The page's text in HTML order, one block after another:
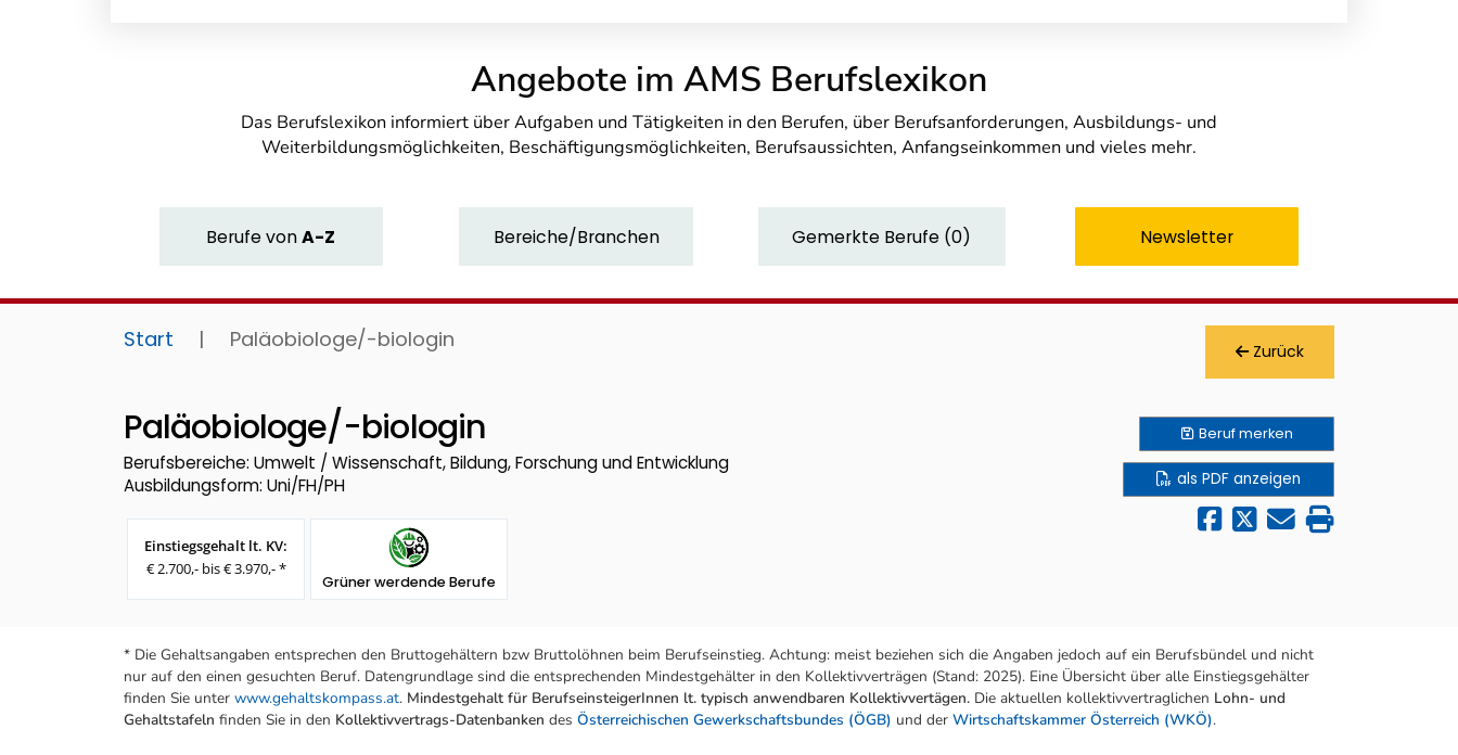
Angebote im AMS Berufslexikon
Das Berufslexikon informiert über Aufgaben und Tätigkeiten in den Berufen, über Berufsanforderungen, Ausbildungs- und
Weiterbildungsmöglichkeiten, Beschäftigungsmöglichkeiten, Berufsaussichten, Anfangseinkommen und vieles mehr.
BerufevonA-Z Bereiche/Branchen Gemerkte Berufe (0) Newsletter
Start | Paläobiologe/-biologin Zurück
Paläobiologe/-biologin
Berufsbereiche: Umwelt / Wissenschaft, Bildung, Forschung und Entwicklung
Ausbildungsform: Uni/FH/PH
Einstiegsgehalt lt. KV:
€ 2.700,- bis € 3.970,- *
Grüner werdende Berufe
Berufmerken
als PDF anzeigen
* Die Gehaltsangaben entsprechen den Bruttogehältern bzw Bruttolöhnen beim Berufseinstieg. Achtung: meist beziehen sich die Angaben jedoch auf ein Berufsbündel und nicht
nur auf den einen gesuchten Beruf. Datengrundlage sind die entsprechenden Mindestgehälter in den Kollektivverträgen (Stand: 2025). Eine Übersicht über alle Einstiegsgehälter
finden Sie unter www.gehaltskompass.at. Mindestgehalt für BerufseinsteigerInnen lt. typisch anwendbaren Kollektivvertägen. Die aktuellen kollektivvertraglichen Lohn- und
Gehaltstafeln finden Sie in den Kollektivvertrags-Datenbanken des Österreichischen Gewerkschaftsbundes (ÖGB) und der Wirtschaftskammer Österreich (WKÖ).